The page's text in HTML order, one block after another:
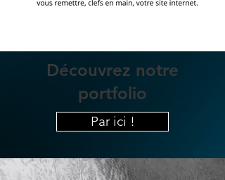
Découvrez notre
portfolio
Par ici !